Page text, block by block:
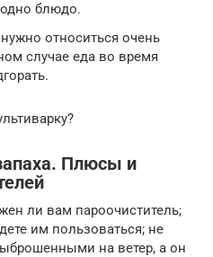
блюдо.
относиться очень
случае еда во время
Плюсы и
ли вам пароочиститель;
им пользоваться; не
на ветер, а он